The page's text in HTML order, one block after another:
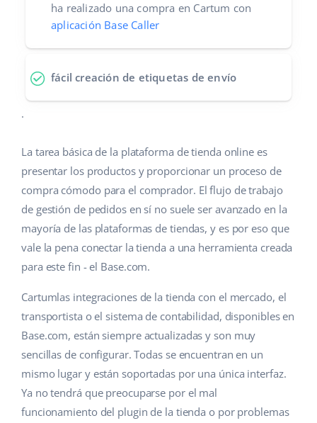
ha realizado una compra en Cartum con
aplicación Base Caller
fácil creación de etiquetas de envío
.
La tarea básica de la plataforma de tienda online es
presentar los productos y proporcionar un proceso de
compra cómodo para el comprador. El flujo de trabajo
de gestión de pedidos en sí no suele ser avanzado en la
mayoría de las plataformas de tiendas, y es por eso que
vale la pena conectar la tienda a una herramienta creada
para este fin - el Base.com.
Cartumlas integraciones de la tienda con el mercado, el
transportista o el sistema de contabilidad, disponibles en
Base.com, están siempre actualizadas y son muy
sencillas de configurar. Todas se encuentran en un
mismo lugar y están soportadas por una única interfaz.
Ya no tendrá que preocuparse por el mal
funcionamiento del plugin de la tienda o por problemas